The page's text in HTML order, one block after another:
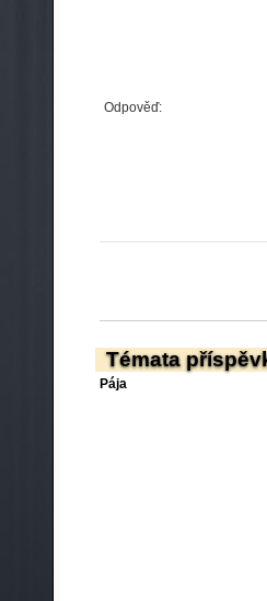
Odpověď:
Témata
Pája